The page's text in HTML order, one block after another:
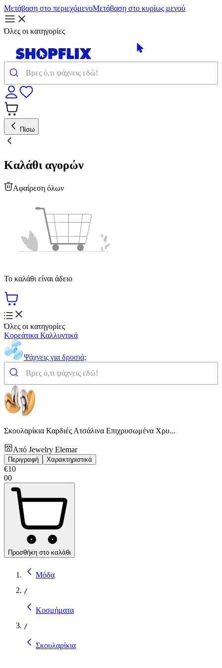
Μετάβαση στο περιεχόμενοΜετάβαση στο κυρίως μενού
Όλες οι κατηγορίες
Πίσω
Καλάθι αγορών
Αφαίρεση όλων
Το καλάθι είναι άδειο
Όλες οι κατηγορίες
Κορεάτικα Καλλυντικά
Ψάχνεις για δροσιά;
Σκουλαρίκια Καρδιές Ατσάλινα Επιχρυσωμένα Χρυ...
Από Jewelry Elemar
Περιγραφή Χαρακτηριστικά
€10
00
Προσθήκη στο καλάθι
Μόδα
/
Κοσμήματα
/
Σκουλαρίκια